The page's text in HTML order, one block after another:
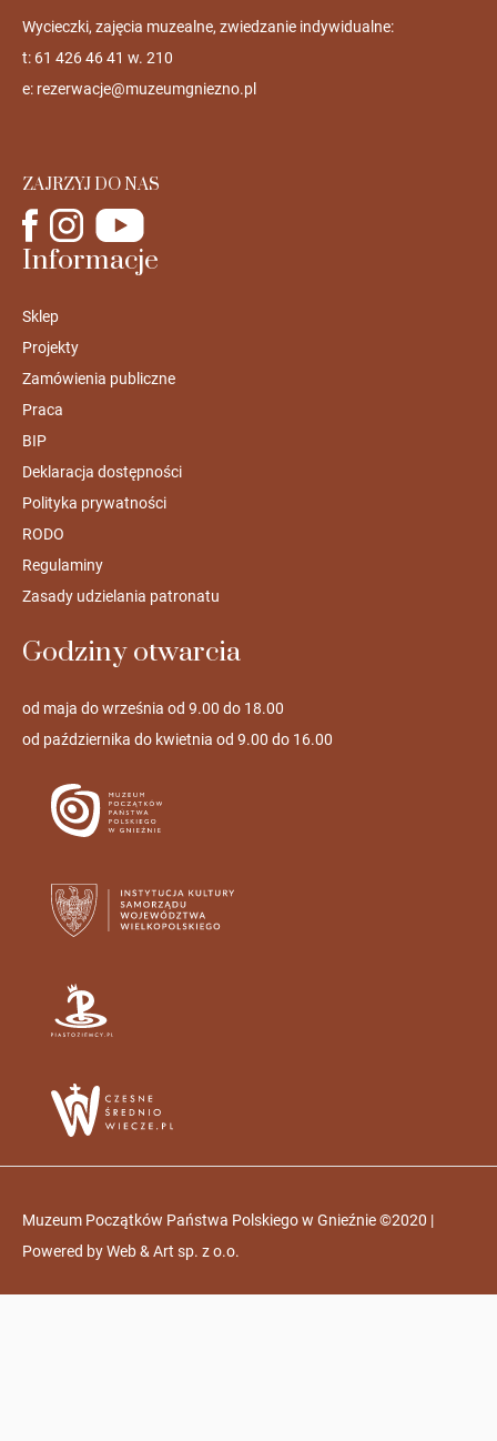
Wycieczki, zajęcia muzealne, zwiedzanie indywidualne:
t: 61 426 46 41 w. 210
e: rezerwacje@muzeumgniezno.pl
ZAJRZYJ DO NAS
Informacje
Sklep
Projekty
Zamówienia publiczne
Praca
BIP
Deklaracja dostępności
Polityka prywatności
RODO
Regulaminy
Zasady udzielania patronatu
Godziny otwarcia
od maja do września od 9.00 do 18.00
od października do kwietnia od 9.00 do 16.00
Muzeum Początków Państwa Polskiego w Gnieźnie ©2020 |
Powered byWeb & Art sp. z o.o.